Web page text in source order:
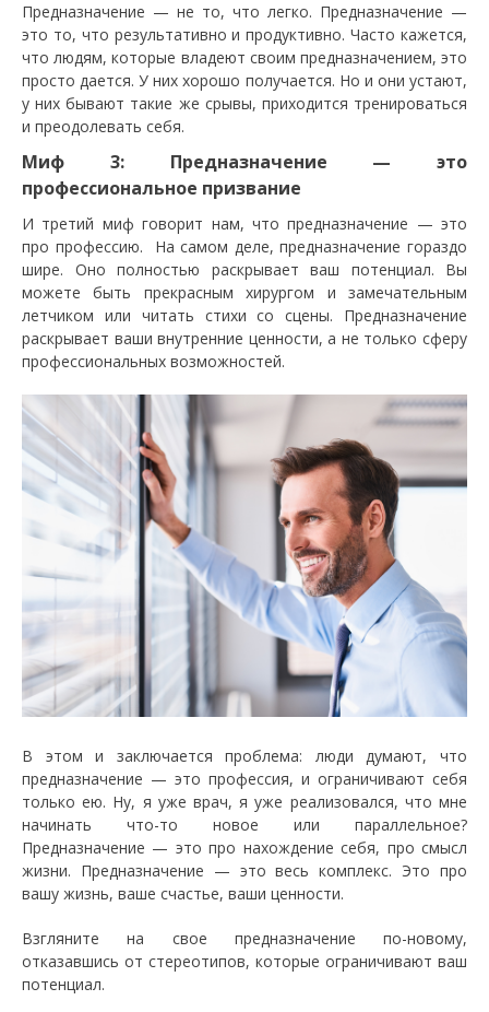
Предназначение — не то, что легко. Предназначение —
это то, что результативно и продуктивно. Часто кажется,
что людям, которые владеют своим предназначением, это
просто дается. У них хорошо получается. Но и они устают,
у них бывают такие же срывы, приходится тренироваться
и преодолевать себя.
Миф 3: Предназначение — это
профессиональное призвание
И третий миф говорит нам, что предназначение — это
про профессию. На самом деле, предназначение гораздо
шире. Оно полностью раскрывает ваш потенциал. Вы
можете быть прекрасным хирургом и замечательным
летчиком или читать стихи со сцены. Предназначение
раскрывает ваши внутренние ценности, а не только сферу
профессиональных возможностей.
В этом и заключается проблема: люди думают, что
предназначение — это профессия, и ограничивают себя
только ею. Ну, я уже врач, я уже реализовался, что мне
начинать что-то новое или параллельное?
Предназначение — это про нахождение себя, про смысл
жизни. Предназначение — это весь комплекс. Это про
вашу жизнь, ваше счастье, ваши ценности.
Взгляните на свое предназначение по-новому,
отказавшись от стереотипов, которые ограничивают ваш
потенциал.